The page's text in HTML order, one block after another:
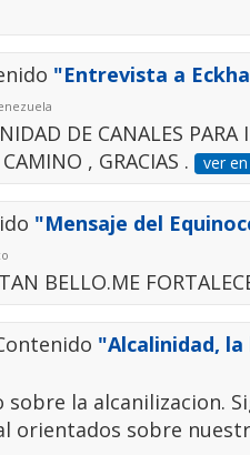
"Entrevista a
DE CANALES PARA
, GRACIAS . ver
"Mensaje del
BELLO.ME
"Alcalinidad,
la alcanilizacion.
sobre